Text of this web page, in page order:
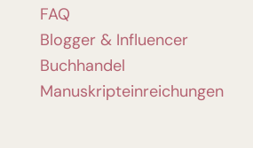
FAQ
Blogger & Influencer
Buchhandel
Manuskripteinreichungen